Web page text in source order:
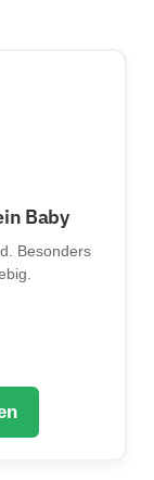
Baby
Besonders